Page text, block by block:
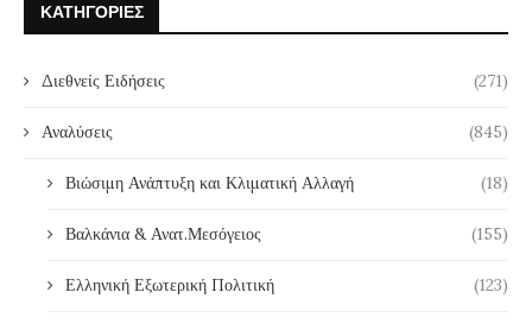
ΚΑΤΗΓΟΡΊΕΣ
Διεθνείς Ειδήσεις (271)
Αναλύσεις (845)
Βιώσιμη Ανάπτυξη και Κλιματική Αλλαγή (18)
Βαλκάνια & Ανατ.Μεσόγειος (155)
Ελληνική Εξωτερική Πολιτική (123)